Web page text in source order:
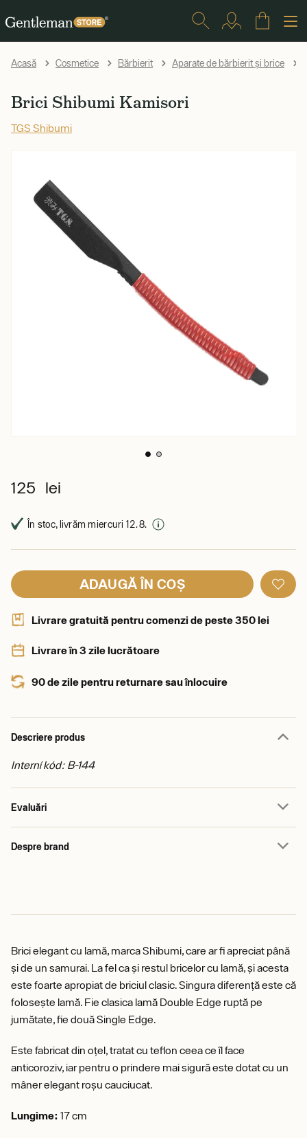
Acasă Cosmetice Bărbierit Aparate de bărbierit și brice
Brici Shibumi Kamisori
TGS Shibumi
125 lei
În stoc, livrăm miercuri 12. 8.
ADAUGĂ ÎN COȘ
Livrare gratuită pentru comenzi de peste 350 lei
Livrare în 3 zile lucrătoare
90 de zile pentru returnare sau înlocuire
Descriere produs
Interní kód: B-144
Evaluări
Despre brand
Brici elegant cu lamă, marca Shibumi, care ar fi apreciat până
și de un samurai. La fel ca și restul bricelor cu lamă, și acesta
este foarte apropiat de briciul clasic. Singura diferență este că
folosește lamă. Fie clasica lamă Double Edge ruptă pe
jumătate, fie două Single Edge.
Este fabricat din oțel, tratat cu teflon ceea ce îl face
anticoroziv, iar pentru o prindere mai sigură este dotat cu un
mâner elegant roșu cauciucat.
Lungime: 17 cm